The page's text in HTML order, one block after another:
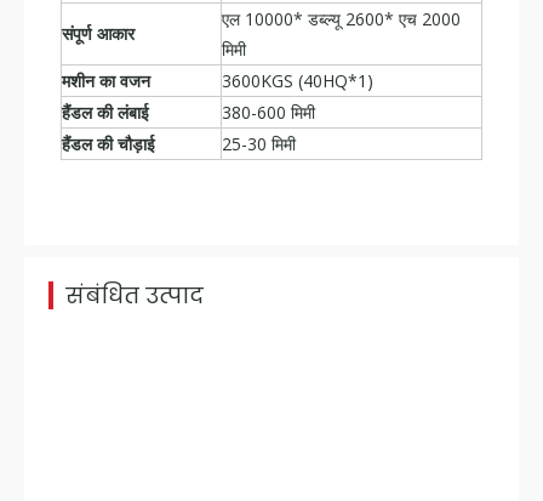
संपूर्ण आकार
एल 10000* डब्ल्यू 2600* एच 2000
मिमी
मशीन का वजन
3600KGS (40HQ*1)
हैंडल की लंबाई
380-600 मिमी
हैंडल की चौड़ाई
25-30 मिमी
संबंधित उत्पाद